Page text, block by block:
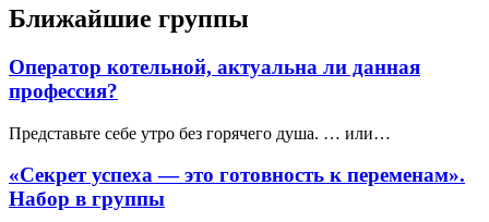
Ближайшие группы
Оператор котельной, актуальна ли данная
профессия?
Представьте себе утро без горячего душа. … или…
«Секрет успеха — это готовность к переменам».
Набор в группы